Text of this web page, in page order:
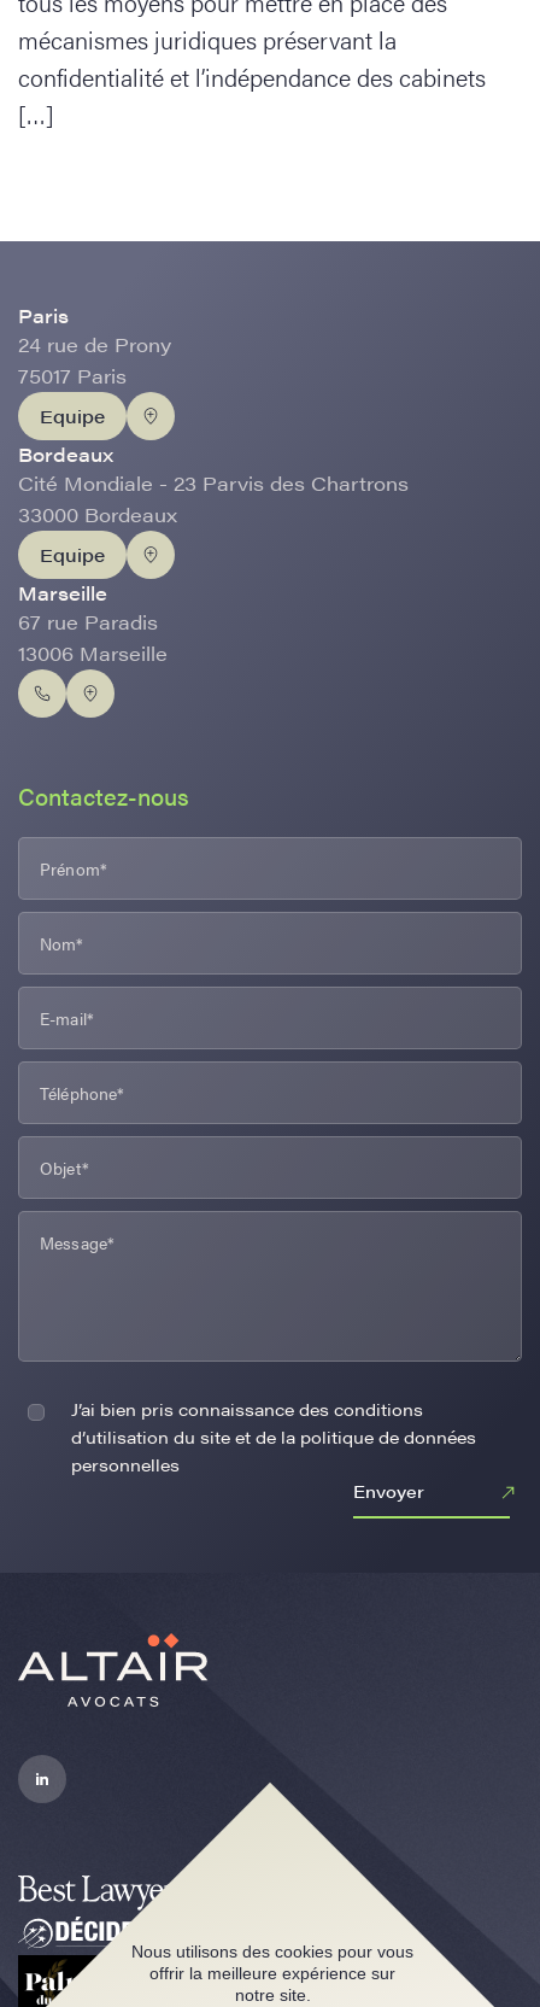
mécanismes juridiques préservant la
confidentialité et l’indépendance des cabinets
[…]
Paris
24 rue de Prony
75017 Paris
Equipe
Bordeaux
Cité Mondiale - 23 Parvis des Chartrons
33000 Bordeaux
Equipe
Marseille
67 rue Paradis
13006 Marseille
Contactez-nous
J’ai bien pris connaissance des conditions
d’utilisation du site et de la politique de données
personnelles
Envoyer
Nous utilisons des cookies pour vous
offrir la meilleure expérience sur
notre site.